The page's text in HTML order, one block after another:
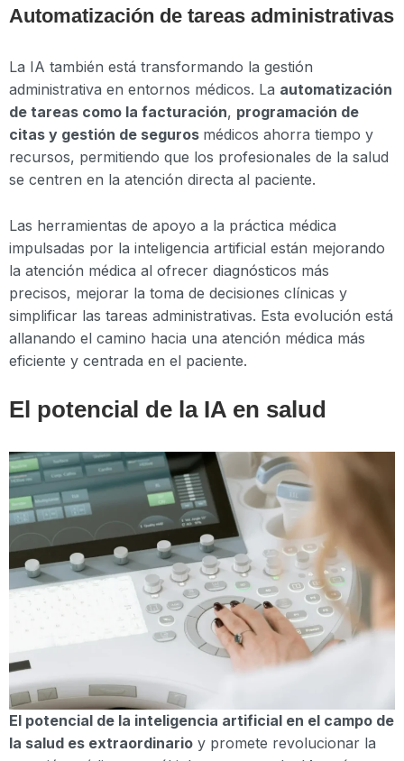
Automatización de tareas administrativas
La IA también está transformando la gestión
administrativa en entornos médicos. La automatización
de tareas como la facturación, programación de
citas y gestión de seguros médicos ahorra tiempo y
recursos, permitiendo que los profesionales de la salud
se centren en la atención directa al paciente.
Las herramientas de apoyo a la práctica médica
impulsadas por la inteligencia artificial están mejorando
la atención médica al ofrecer diagnósticos más
precisos, mejorar la toma de decisiones clínicas y
simplificar las tareas administrativas. Esta evolución está
allanando el camino hacia una atención médica más
eficiente y centrada en el paciente.
El potencial de la IA en salud
El potencial de la inteligencia artificial en el campo de
la salud es extraordinario y promete revolucionar la